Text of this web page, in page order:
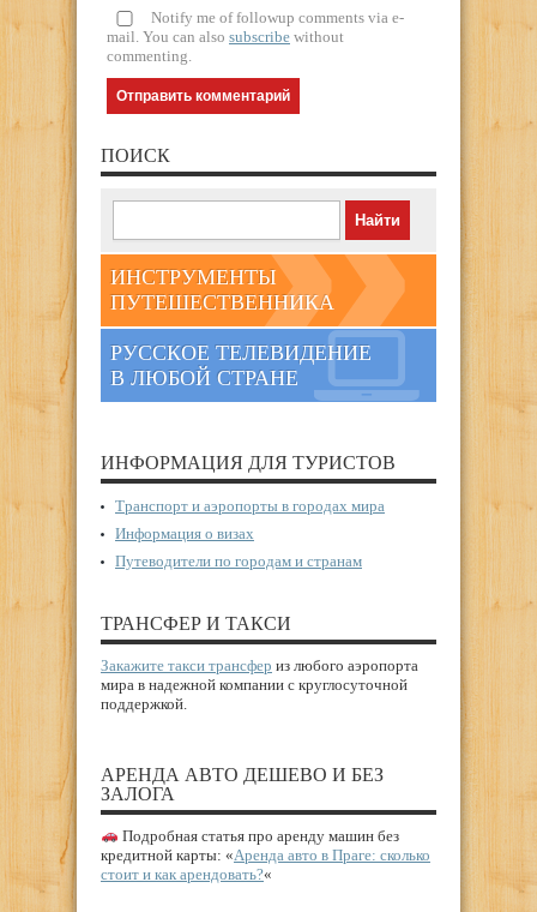
Notify me of followup comments via e-
mail. You can also subscribe without
commenting.
ПОИСК
ИНСТРУМЕНТЫ
ПУТЕШЕСТВЕННИКА
РУССКОЕ ТЕЛЕВИДЕНИЕ
В ЛЮБОЙ СТРАНЕ
ИНФОРМАЦИЯ ДЛЯ ТУРИСТОВ
Транспорт и аэропорты в городах мира
Информация о визах
Путеводители по городам и странам
ТРАНСФЕР И ТАКСИ
Закажите такси трансфер из любого аэропорта
мира в надежной компании с круглосуточной
поддержкой.
АРЕНДА АВТО ДЕШЕВО И БЕЗ
ЗАЛОГА
Подробная статья про аренду машин без
кредитной карты: «Аренда авто в Праге: сколько
стоит и как арендовать?«